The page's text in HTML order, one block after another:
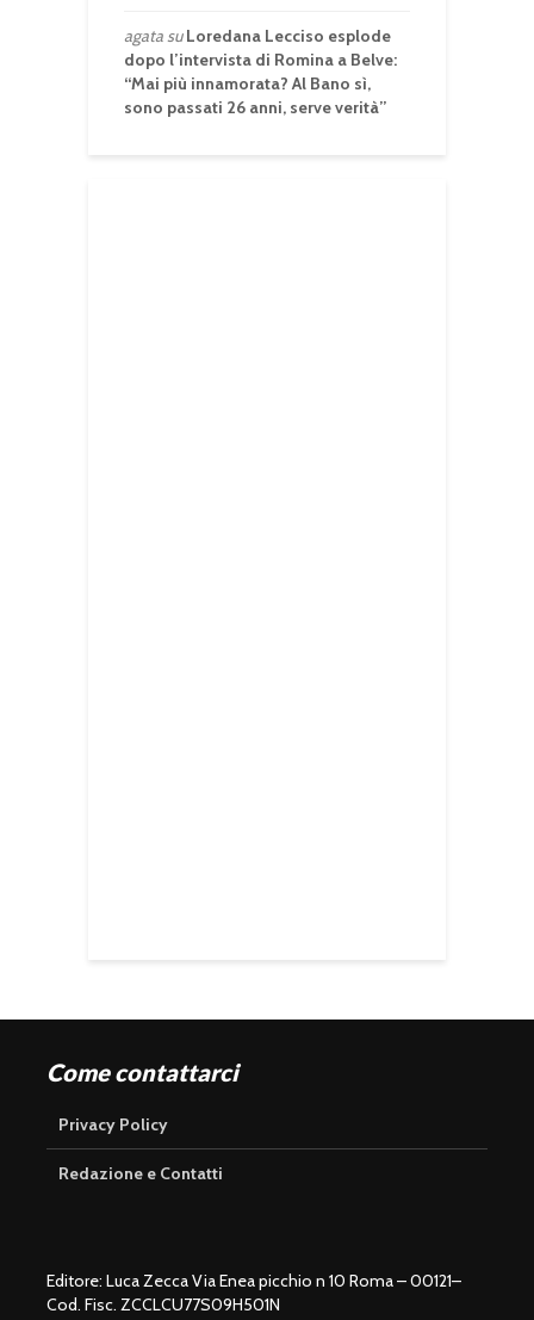
agatasuLoredana Lecciso esplode
dopo l’intervista di Romina a Belve:
“Mai più innamorata? Al Bano sì,
sono passati 26 anni, serve verità”
Come contattarci
Privacy Policy
Redazione e Contatti
Editore: Luca Zecca Via Enea picchio n 10 Roma – 00121–
Cod. Fisc. ZCCLCU77S09H501N